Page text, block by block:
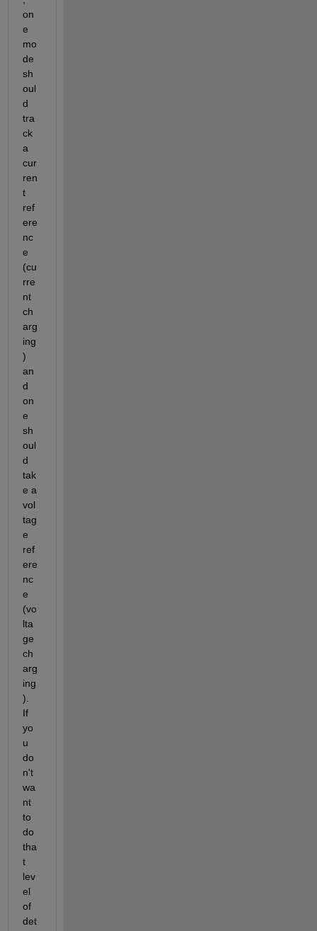
on
e
mo
de
sh
oul
d
tra
ck
a
cur
ren
t
ref
ere
nc
e
(cu
rre
nt
ch
arg
ing
)
an
d
on
e
sh
oul
d
tak
e a
vol
tag
e
ref
ere
nc
e
(vo
lta
ge
ch
arg
ing
).
If
yo
u
do
n't
wa
nt
to
do
tha
t
lev
el
of
det